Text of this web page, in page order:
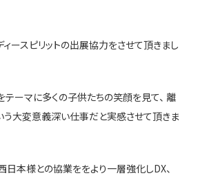
ィースピリットの出展協力をさせて頂きまし
テーマに多くの子供たちの笑顔を見て、 離
大変意義深い仕事だと実感させて頂きま
本様との協業ををより一層強化しDX、